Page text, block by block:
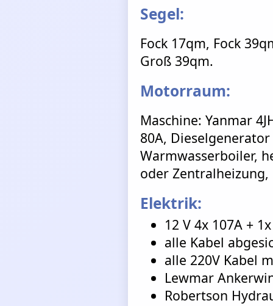
Segel:
Fock 17qm, Fock
Groß 39qm.
Motorraum:
Maschine: Yanmar
80A,
Warmwasserboiler,
oder
Elektrik:
12 V 4x 107A +
alle Kabel
alle 220V Kabel
Lewmar
Robertson